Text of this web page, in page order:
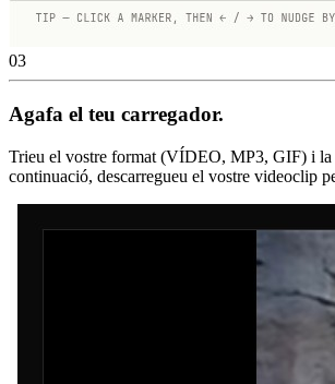
03
Agafa el teu carregador.
Trieu el vostre format (VÍDEO, MP3, GIF) i la
continuació, descarregueu el vostre videoclip